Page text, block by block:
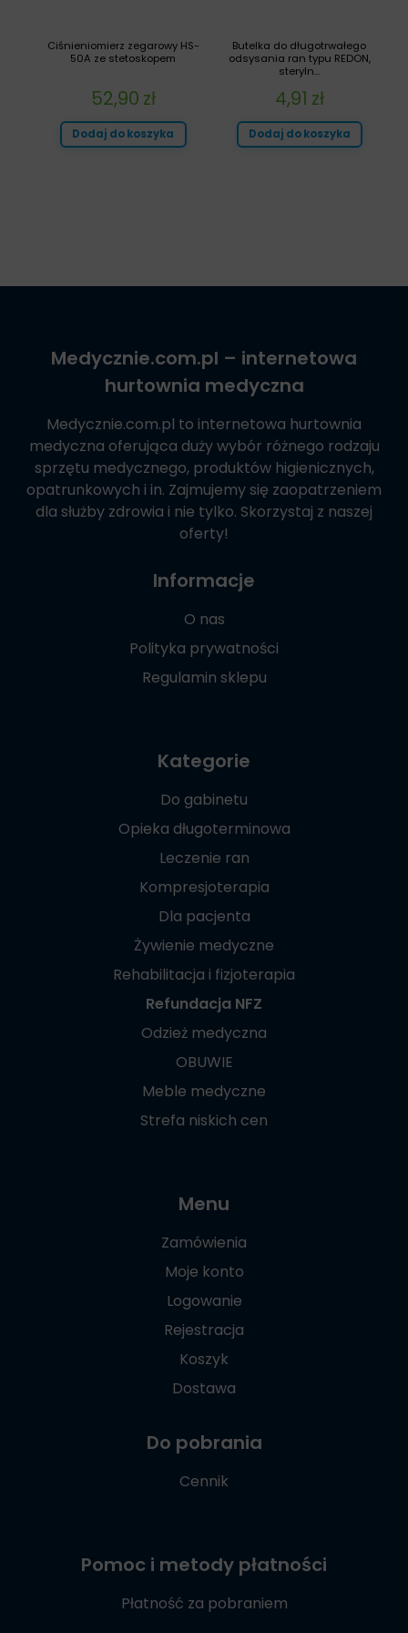
Butelka do długotrwałego
odsysania ran typu REDON,
steryln...
4,91 zł
Dodaj do koszyka
Ciśnieniomierz zegarowy HS-
50A ze stetoskopem
52,90 zł
Dodaj do koszyka
Medycznie.com.pl – internetowa
hurtownia medyczna
Medycznie.com.pl to internetowa hurtownia
medyczna oferująca duży wybór różnego rodzaju
sprzętu medycznego, produktów higienicznych,
opatrunkowych i in. Zajmujemy się zaopatrzeniem
dla służby zdrowia i nie tylko. Skorzystaj z naszej
oferty!
Informacje
O nas
Polityka prywatności
Regulamin sklepu
Kategorie
Do gabinetu
Opieka długoterminowa
Leczenie ran
Kompresjoterapia
Dla pacjenta
Żywienie medyczne
Rehabilitacja i fizjoterapia
Refundacja NFZ
Odzież medyczna
OBUWIE
Meble medyczne
Strefa niskich cen
Menu
Zamówienia
Moje konto
Logowanie
Rejestracja
Koszyk
Dostawa
Do pobrania
Cennik
Pomoc i metody płatności
Płatność za pobraniem